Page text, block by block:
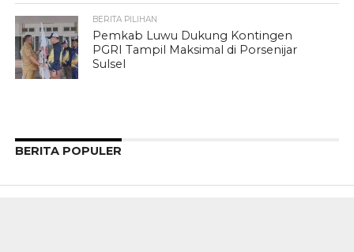
BERITA PILIHAN
Pemkab Luwu Dukung Kontingen
PGRI Tampil Maksimal di Porsenijar
Sulsel
BERITA POPULER